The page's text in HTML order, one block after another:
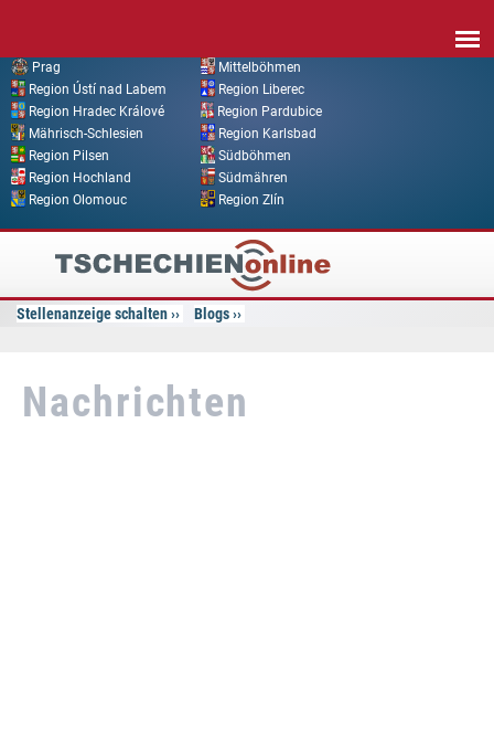
Prag
Mittelböhmen
Region Ústí nad Labem
Region Liberec
Region Hradec Králové
Region Pardubice
Mährisch-Schlesien
Region Karlsbad
Region Pilsen
Südböhmen
Region Hochland
Südmähren
Region Olomouc
Region Zlín
Tschechien
Online
Stellenanzeige schalten Blogs
Nachrichten